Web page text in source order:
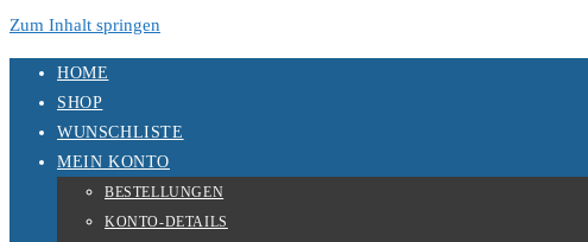
Zum Inhalt springen
HOME
SHOP
WUNSCHLISTE
MEIN KONTO
BESTELLUNGEN
KONTO-DETAILS